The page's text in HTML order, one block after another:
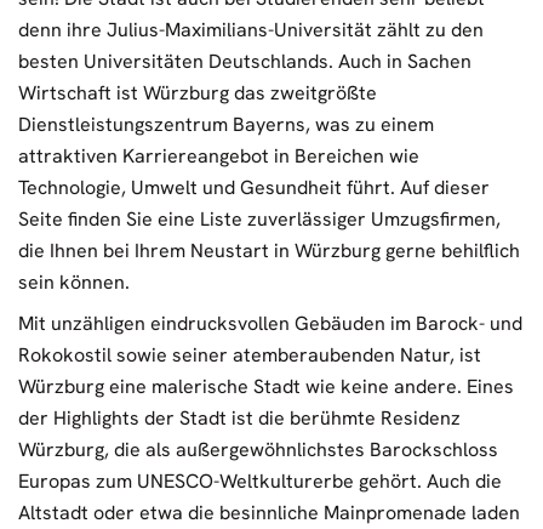
denn ihre Julius-Maximilians-Universität zählt zu den
besten Universitäten Deutschlands. Auch in Sachen
Wirtschaft ist Würzburg das zweitgrößte
Dienstleistungszentrum Bayerns, was zu einem
attraktiven Karriereangebot in Bereichen wie
Technologie, Umwelt und Gesundheit führt. Auf dieser
Seite finden Sie eine Liste zuverlässiger Umzugsfirmen,
die Ihnen bei Ihrem Neustart in Würzburg gerne behilflich
sein können.
Mit unzähligen eindrucksvollen Gebäuden im Barock- und
Rokokostil sowie seiner atemberaubenden Natur, ist
Würzburg eine malerische Stadt wie keine andere. Eines
der Highlights der Stadt ist die berühmte Residenz
Würzburg, die als außergewöhnlichstes Barockschloss
Europas zum UNESCO-Weltkulturerbe gehört. Auch die
Altstadt oder etwa die besinnliche Mainpromenade laden